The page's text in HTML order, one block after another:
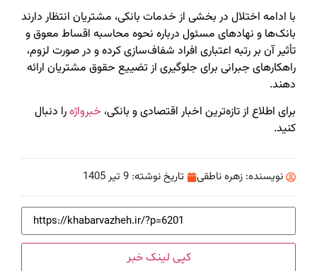
با ادامه اختلال در بخشی از خدمات بانکی، مشتریان انتظار دارند
بانک‌ها و نهادهای مسئول درباره نحوه محاسبه اقساط معوق و
تأثیر آن بر رتبه اعتباری افراد شفاف‌سازی کرده و در صورت لزوم،
راهکارهای جبرانی برای جلوگیری از تضییع حقوق مشتریان ارائه
دهند.
برای اطلاع از تازه‌ترین اخبار اقتصادی و بانکی، خبرواژهرا دنبال
کنید.
نویسنده: زهره ناطقی تاریخ نوشته: 9 تیر 1405
کپی لینک خبر